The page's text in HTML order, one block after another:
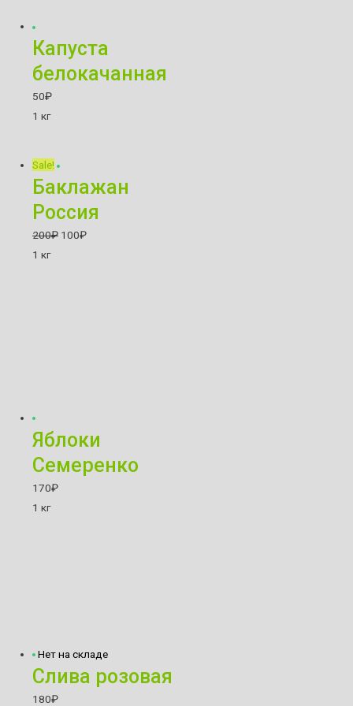
Капуста
белокачанная
50₽
1 кг
Sale!
Баклажан
Россия
200₽ 100₽
1 кг
Яблоки
Семеренко
170₽
1 кг
Нет на складе
Слива розовая
180₽